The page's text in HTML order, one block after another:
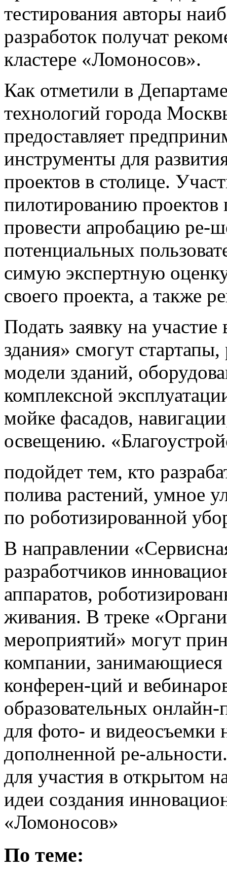
тестирования авторы
разработок получат
кластере «Ломоносов».
Как отметили в
технологий города
предоставляет
инструменты для
проектов в столице.
пилотированию проектов
провести апробацию ре-
потенциальных
симую экспертную
своего проекта, а также
Подать заявку на
здания» смогут
модели зданий,
комплексной
мойке фасадов,
освещению.
подойдет тем, кто
полива растений, умное
по роботизированной
В направлении
разработчиков
аппаратов,
живания. В треке
мероприятий» могут
компании, занимающиеся
конферен-ций и
образовательных
для фото- и видеосъемки
дополненной ре-
для участия в открытом
идеи создания
«Ломоносов»
По теме: